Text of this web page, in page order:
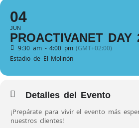
04
JUN
PROACTIVANET DAY
9:30 am - 4:00 pm (GMT+02:00)
Estadio de El Molinón
Detalles del Evento
¡Prepárate para vivir el evento más
nuestros clientes!